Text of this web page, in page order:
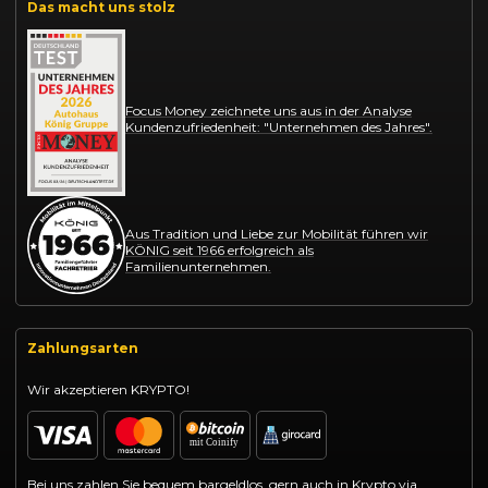
Das macht uns stolz
Focus Money zeichnete uns aus in der Analyse
Kundenzufriedenheit: "Unternehmen des Jahres".
Aus Tradition und Liebe zur Mobilität führen wir
KÖNIG seit 1966 erfolgreich als
Familienunternehmen.
Zahlungsarten
Wir akzeptieren KRYPTO!
Bei uns zahlen Sie bequem bargeldlos, gern auch in Krypto via